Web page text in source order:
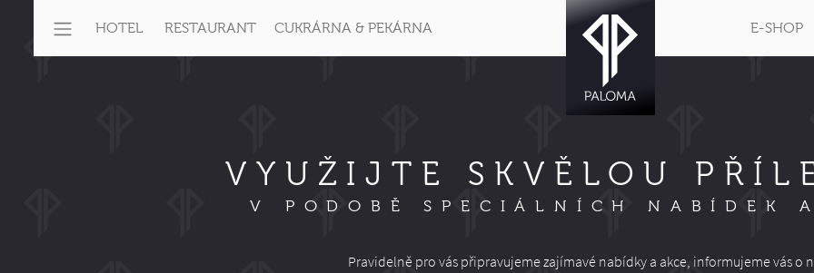
HOTEL RESTAURANT CUKRÁRNA & PEKÁRNA E-SHOP
VYUŽIJTE SKVĚLOU
V PODOBĚ SPECIÁLNÍCH NABÍDEK
Pravidelně pro vás připravujeme zajímavé nabídky a akce, informujeme vás o